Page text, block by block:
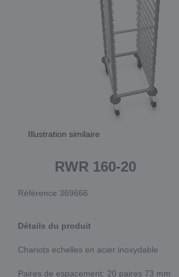
Illustration similaire
RWR 160-20
Référence 369666
Détails du produit
Chariots echelles en acier inoxydable
Paires de espacement: 20 paires 73 mm